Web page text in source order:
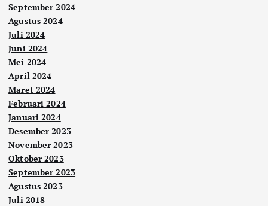
September 2024
Agustus 2024
Juli 2024
Juni 2024
Mei 2024
April 2024
Maret 2024
Februari 2024
Januari 2024
Desember 2023
November 2023
Oktober 2023
September 2023
Agustus 2023
Juli 2018